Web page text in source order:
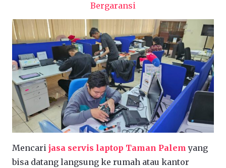
Bergaransi
Mencari jasa servis laptop Taman Palemyang
bisa datang langsung ke rumah atau kantor